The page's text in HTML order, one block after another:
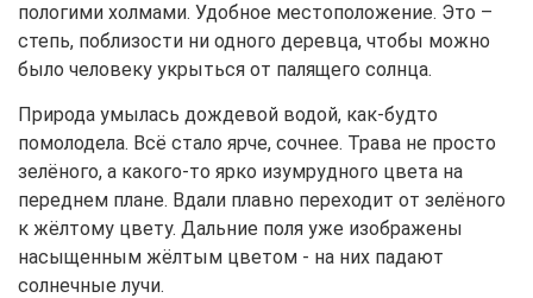
пологими холмами. Удобное местоположение. Это –
степь, поблизости ни одного деревца, чтобы можно
было человеку укрыться от палящего солнца.
Природа умылась дождевой водой, как-будто
помолодела. Всё стало ярче, сочнее. Трава не просто
зелёного, а какого-то ярко изумрудного цвета на
переднем плане. Вдали плавно переходит от зелёного
к жёлтому цвету. Дальние поля уже изображены
насыщенным жёлтым цветом - на них падают
солнечные лучи.